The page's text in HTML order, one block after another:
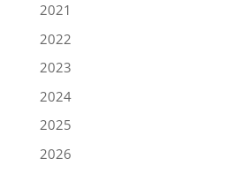
2021
2022
2023
2024
2025
2026